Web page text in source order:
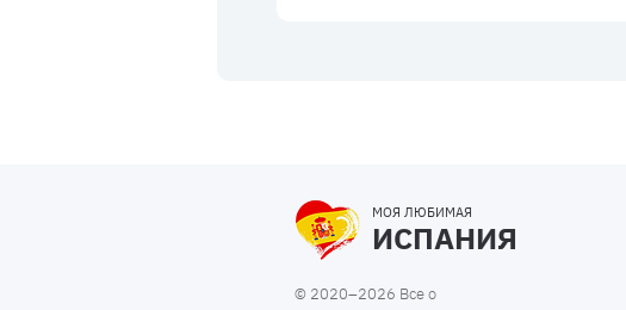
МОЯ ЛЮБИМАЯ
ИСПАНИЯ
© 2020–2026 Все о